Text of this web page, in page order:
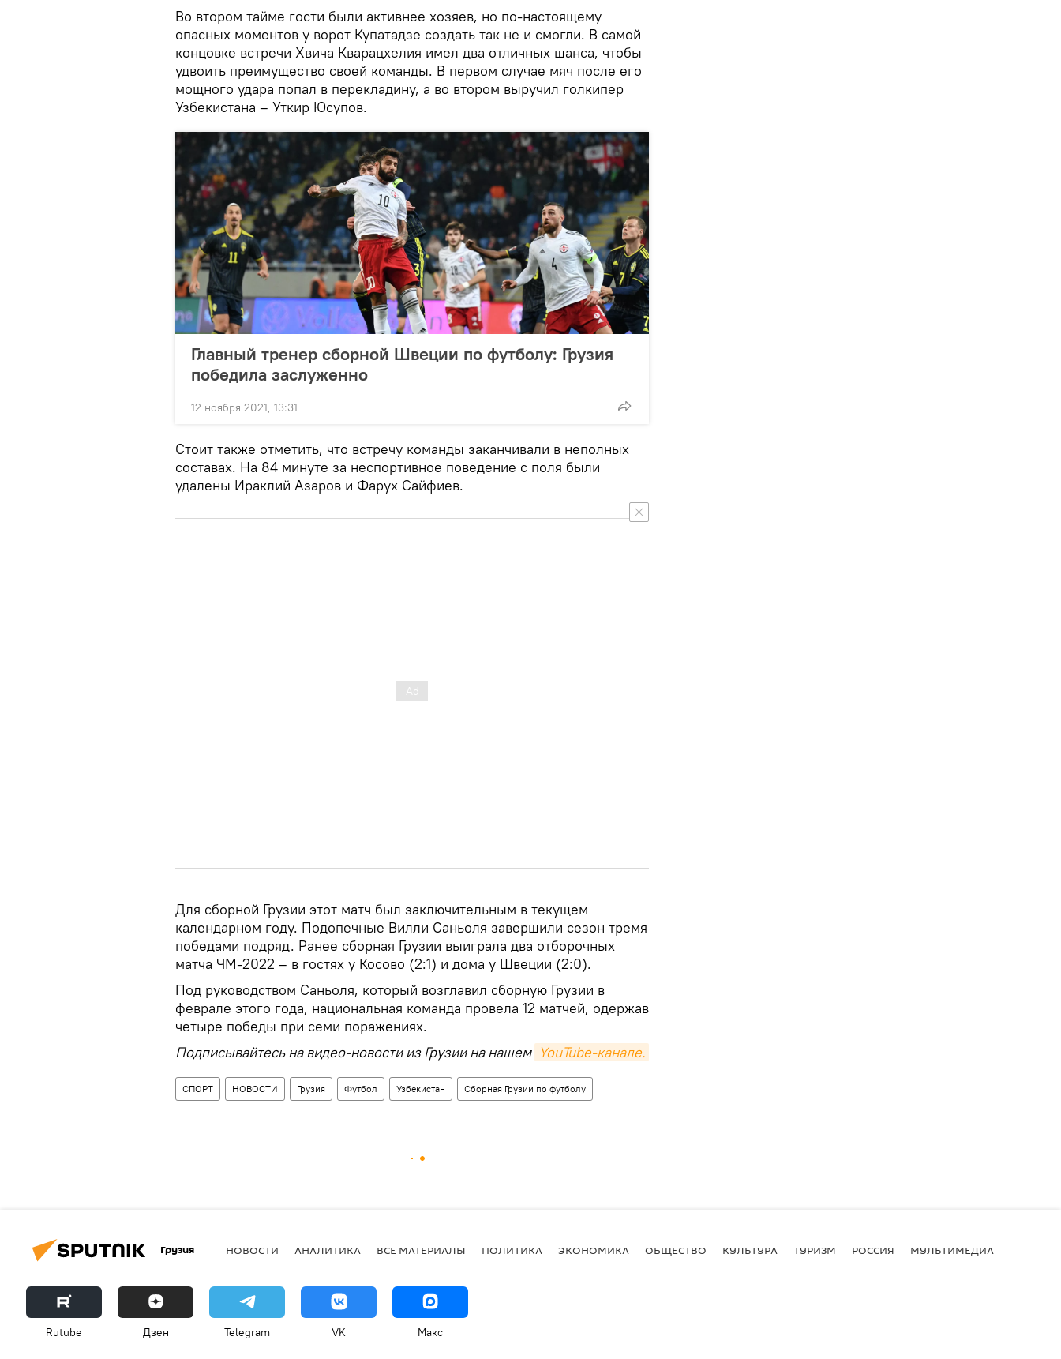
Во втором тайме гости были активнее хозяев, но по-настоящему
опасных моментов у ворот Купатадзе создать так не и смогли. В самой
концовке встречи Хвича Кварацхелия имел два отличных шанса, чтобы
удвоить преимущество своей команды. В первом случае мяч после его
мощного удара попал в перекладину, а во втором выручил голкипер
Узбекистана – Уткир Юсупов.
Главный тренер сборной Швеции по футболу: Грузия
победила заслуженно
12 ноября 2021, 13:31
Стоит также отметить, что встречу команды заканчивали в неполных
составах. На 84 минуте за неспортивное поведение с поля были
удалены Ираклий Азаров и Фарух Сайфиев.
Для сборной Грузии этот матч был заключительным в текущем
календарном году. Подопечные Вилли Саньоля завершили сезон тремя
победами подряд. Ранее сборная Грузии выиграла два отборочных
матча ЧМ-2022 – в гостях у Косово (2:1) и дома у Швеции (2:0).
Под руководством Саньоля, который возглавил сборную Грузии в
феврале этого года, национальная команда провела 12 матчей, одержав
четыре победы при семи поражениях.
Подписывайтесь на видео-новости из Грузии на нашем YouTube-канале.
СПОРТ НОВОСТИ Грузия Футбол Узбекистан Сборная Грузии по футболу
Грузия НОВОСТИ АНАЛИТИКА ВСЕ МАТЕРИАЛЫ ПОЛИТИКА ЭКОНОМИКА ОБЩЕСТВО КУЛЬТУРА ТУРИЗМ РОССИЯ МУЛЬТИМЕДИА
Rutube Дзен Telegram VK Макс